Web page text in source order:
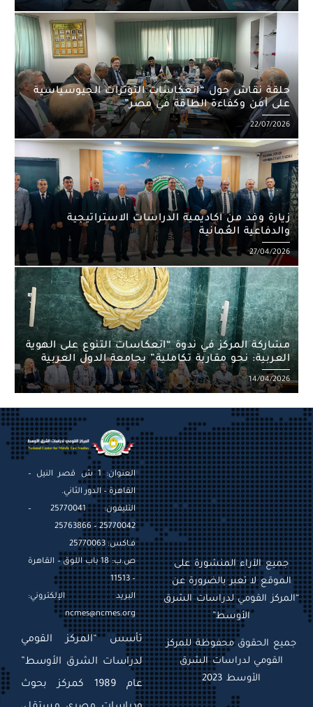
Posted
30/07/2026
حلقة نقاش حول “انعكاسات التوترات الجيوسياسية
على أمن وكفاءة الطاقة في مصر”
on
زيارة وفد من أكاديمية الدراسات الاستراتيجية
والدفاعية العُمانية
Posted
on
27/04/2026
مشاركة المركز في ندوة “انعكاسات التنوع على الهوية
العربية: نحو مقاربة تكاملية” بجامعة الدول العربية
Posted
14/04/2026
العنوان: 1 ش قصر النيل –
القاهرة – الدور الثاني.
التليفون: 25770041 –
25770042 – 25763866
فـاكس: 25770063
ص.ب: 18 باب اللوق – القاهرة
– 11513
البريد الإلكتروني:
ncmes@ncmes.org
تأسس “المركز القومي
لدراسات الشرق الأوسط”
جميع الآراء المنشورة على
الموقع لا تعبر بالضرورة عن
“المركز القومي لدراسات الشرق
الأوسط”
جميع الحقوق محفوظة للمركز
القومي لدراسات الشرق